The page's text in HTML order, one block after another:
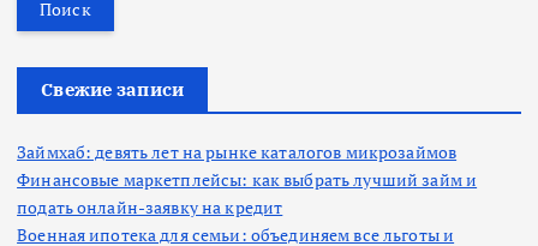
т
Свежие записи
Займхаб: девять лет на рынке каталогов микрозаймов
Финансовые маркетплейсы: как выбрать лучший займ и
подать онлайн-заявку на кредит
Военная ипотека для семьи: объединяем все льготы и